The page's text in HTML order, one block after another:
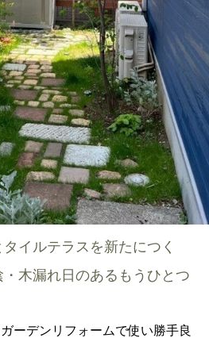
イルテラスを新たにつく
木漏れ日のあるもうひとつ
ーデンリフォームで使い勝手良